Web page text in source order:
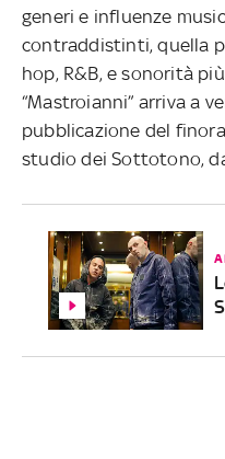
generi e influenze
contraddistinti, quella
hop, R&B, e sonorità
“Mastroianni” arriva a
pubblicazione del
studio dei Sottotono,